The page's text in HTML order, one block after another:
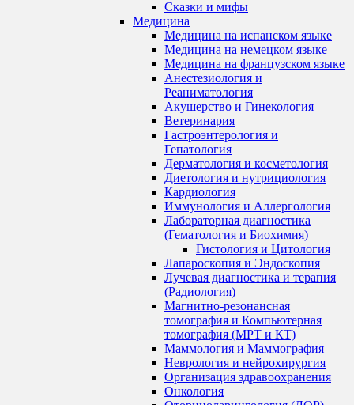
Сказки и мифы
Медицина
Медицина на испанском языке
Медицина на немецком языке
Медицина на французском языке
Анестезиология и
Реаниматология
Акушерство и Гинекология
Ветеринария
Гастроэнтерология и
Гепатология
Дерматология и косметология
Диетология и нутрициология
Кардиология
Иммунология и Аллергология
Лабораторная диагностика
(Гематология и Биохимия)
Гистология и Цитология
Лапароскопия и Эндоскопия
Лучевая диагностика и терапия
(Радиология)
Магнитно-резонансная
томография и Компьютерная
томография (МРТ и КТ)
Маммология и Маммография
Неврология и нейрохирургия
Организация здравоохранения
Онкология